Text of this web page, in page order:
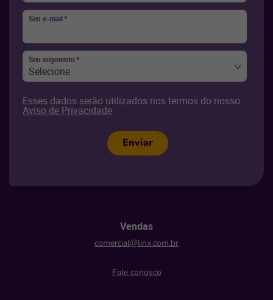
Seu e-mail*
Seu segmento*
Selecione
Esses dados serão utilizados nos termos do nosso
Aviso de Privacidade.
Enviar
Vendas
comercial@linx.com.br
Fale conosco